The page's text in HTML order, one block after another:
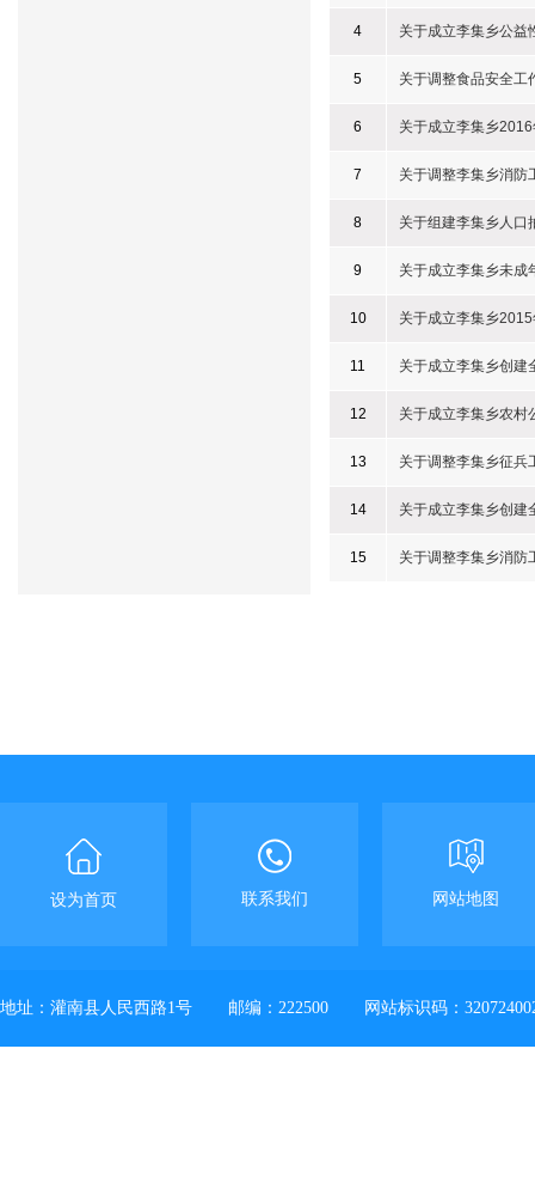
4 关于成立李集乡公益
5 关于调整食品安全工
6 关于成立李集乡
7 关于调整李集乡消防
8 关于组建李集乡人口
9 关于成立李集乡未成
10 关于成立李集乡
11 关于成立李集乡创建
12 关于成立李集乡农村
13 关于调整李集乡征兵
14 关于成立李集乡创建
15 关于调整李集乡消防
设为首页 联系我们 网站地图
地址：灌南县人民西路1号 邮编：222500 网站标识码：